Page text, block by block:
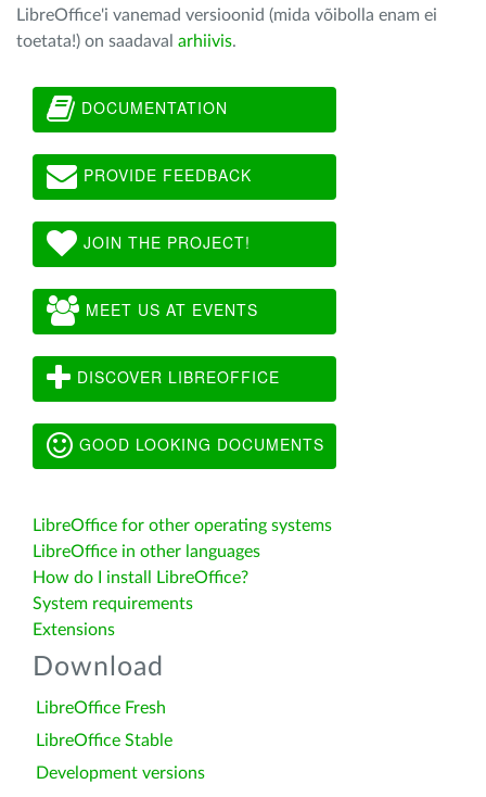
LibreOffice'i vanemad versioonid (mida võibolla enam ei
toetata!) on saadaval arhiivis.
DOCUMENTATION
PROVIDE FEEDBACK
JOIN THE PROJECT!
MEET US AT EVENTS
DISCOVER LIBREOFFICE
GOOD LOOKING DOCUMENTS
LibreOffice for other operating systems
LibreOffice in other languages
How do I install LibreOffice?
System requirements
Extensions
Download
LibreOffice Fresh
LibreOffice Stable
Development versions